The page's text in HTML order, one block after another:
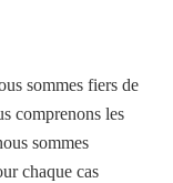
sommes fiers de
comprenons les
sommes
chaque cas